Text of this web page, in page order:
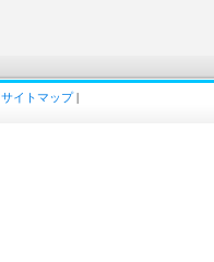
サイトマップ|